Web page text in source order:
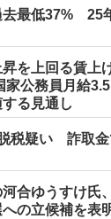
去最低37% 25
を上回る賃上
公務員月給
る見通し
税疑い 詐取金
合ゆうすけ氏
の立候補を表